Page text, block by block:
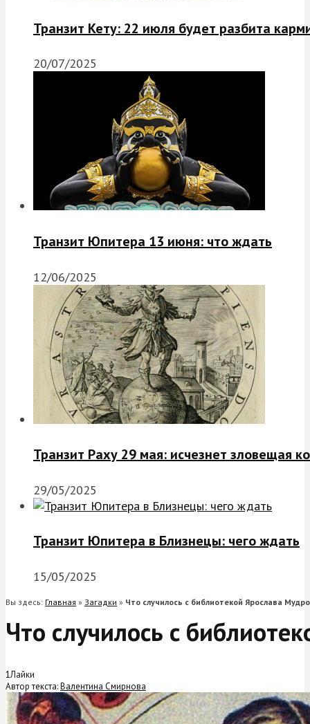
Транзит Кету: 22 июля будет разбита
20/07/2025
Транзит Юпитера 13 июня: что ждать
12/06/2025
Транзит Раху 29 мая: исчезнет зловещая
29/05/2025
Транзит Юпитера в Близнецы: чего ждать
15/05/2025
Вы здесь: Главная » Загадки » Что случилось с библиотекой Ярослава
Что случилось с
1Лайки
Автор текста:Валентина Смирнова